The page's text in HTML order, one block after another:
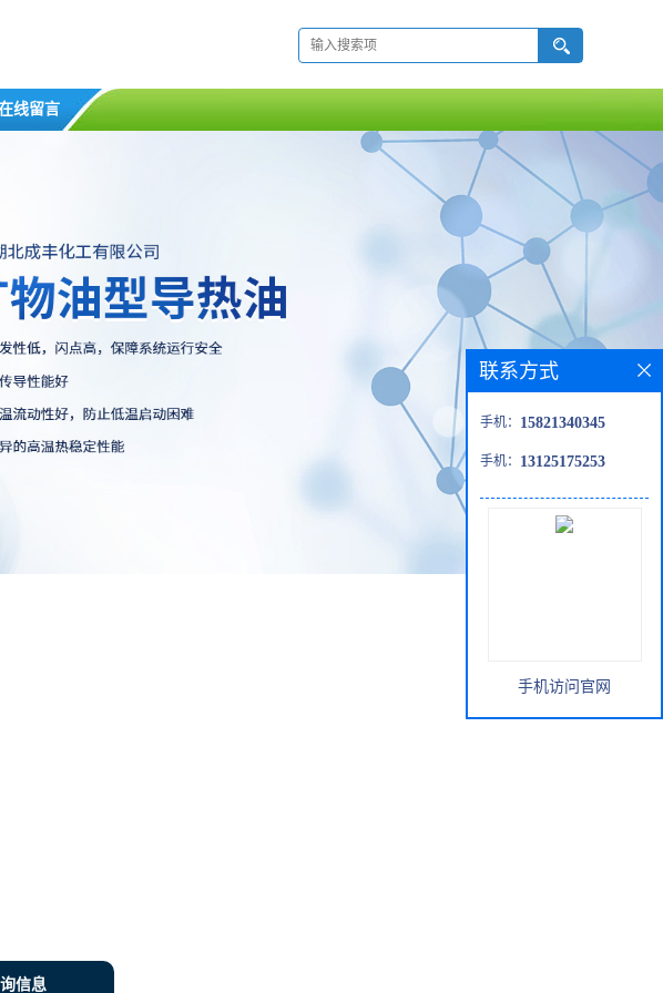
线留言
信息
联系方式
手机： 15821340345
手机： 13125175253
手机访问官网